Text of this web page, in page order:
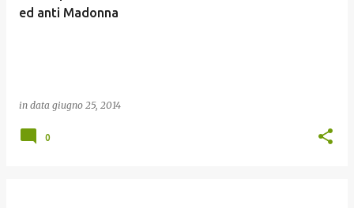
ed anti Madonna
in data giugno 25, 2014
0